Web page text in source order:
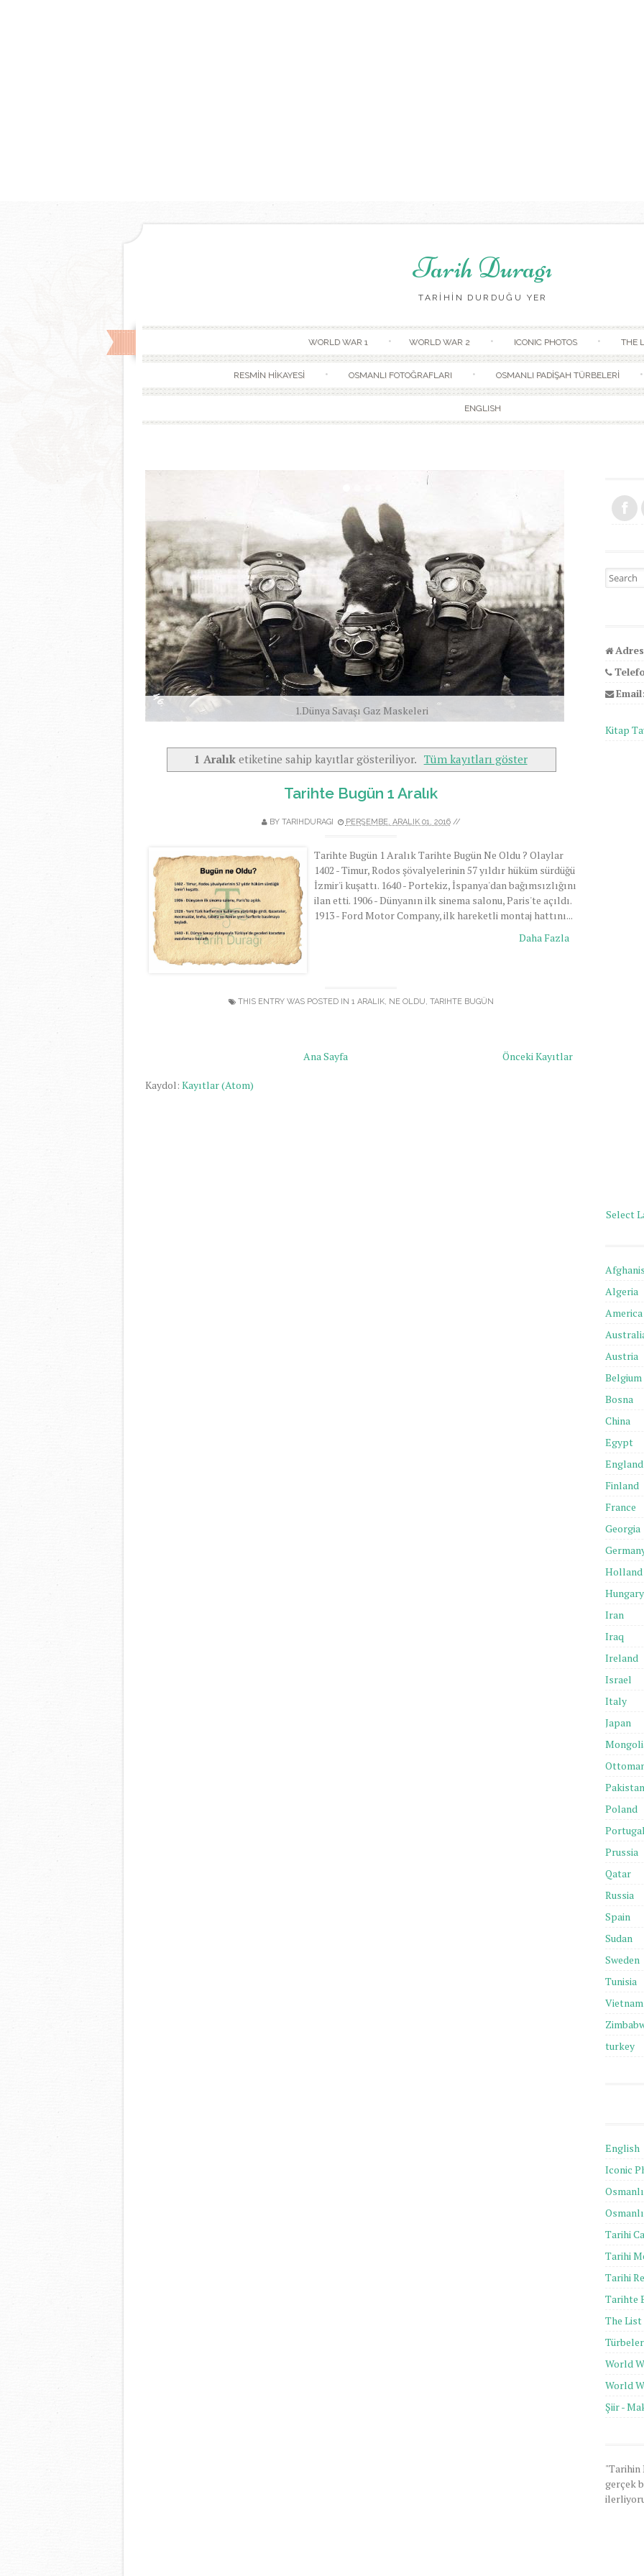
Tarih Duragı
TARİHİN DURDUĞU YER
WORLD WAR 1 WORLD WAR 2 ICONIC PHOTOS THE
RESMİN HİKAYESİ OSMANLI FOTOĞRAFLARI OSMANLI PADİŞAH TÜRBELERİ
ENGLISH
1.Dünya Savaşı Gaz Maskeleri
1 Aralık etiketine sahip kayıtlar gösteriliyor. Tüm kayıtları göster
Tarihte Bugün 1 Aralık
BY TARIHDURAGI PERŞEMBE, ARALIK 01, 2016//
Tarihte Bugün 1 Aralık Tarihte Bugün Ne Oldu ? Olaylar
1402 - Timur, Rodos şövalyelerinin 57 yıldır hüküm sürdüğü
İzmir'i kuşattı. 1640 - Portekiz, İspanya'dan bağımsızlığını
ilan etti. 1906 - Dünyanın ilk sinema salonu, Paris'te açıldı.
1913 - Ford Motor Company, ilk hareketli montaj hattını...
Daha Fazla
THIS ENTRY WAS POSTED IN 1 ARALIK, NE OLDU, TARIHTE BUGÜN
Önceki Kayıtlar
Ana Sayfa
Kaydol: Kayıtlar (Atom)
Search
Kitap
Select
Algeria
America
Austria
Belgium
Bosna
China
Egypt
England
Finland
France
Georgia
Holland
Hungary
Iran
Iraq
Ireland
Israel
Italy
Japan
Pakistan
Poland
Prussia
Qatar
Russia
Spain
Sudan
Sweden
Tunisia
Vietnam
turkey
English
Iconic
Tarihi
Tarihi
Tarihi
Tarihte
The List
Türbeler
World
World
Şiir -
"Tarihin
gerçek